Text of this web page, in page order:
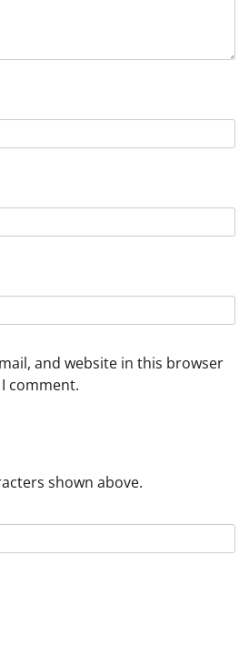
and website in this browser
comment.
shown above.